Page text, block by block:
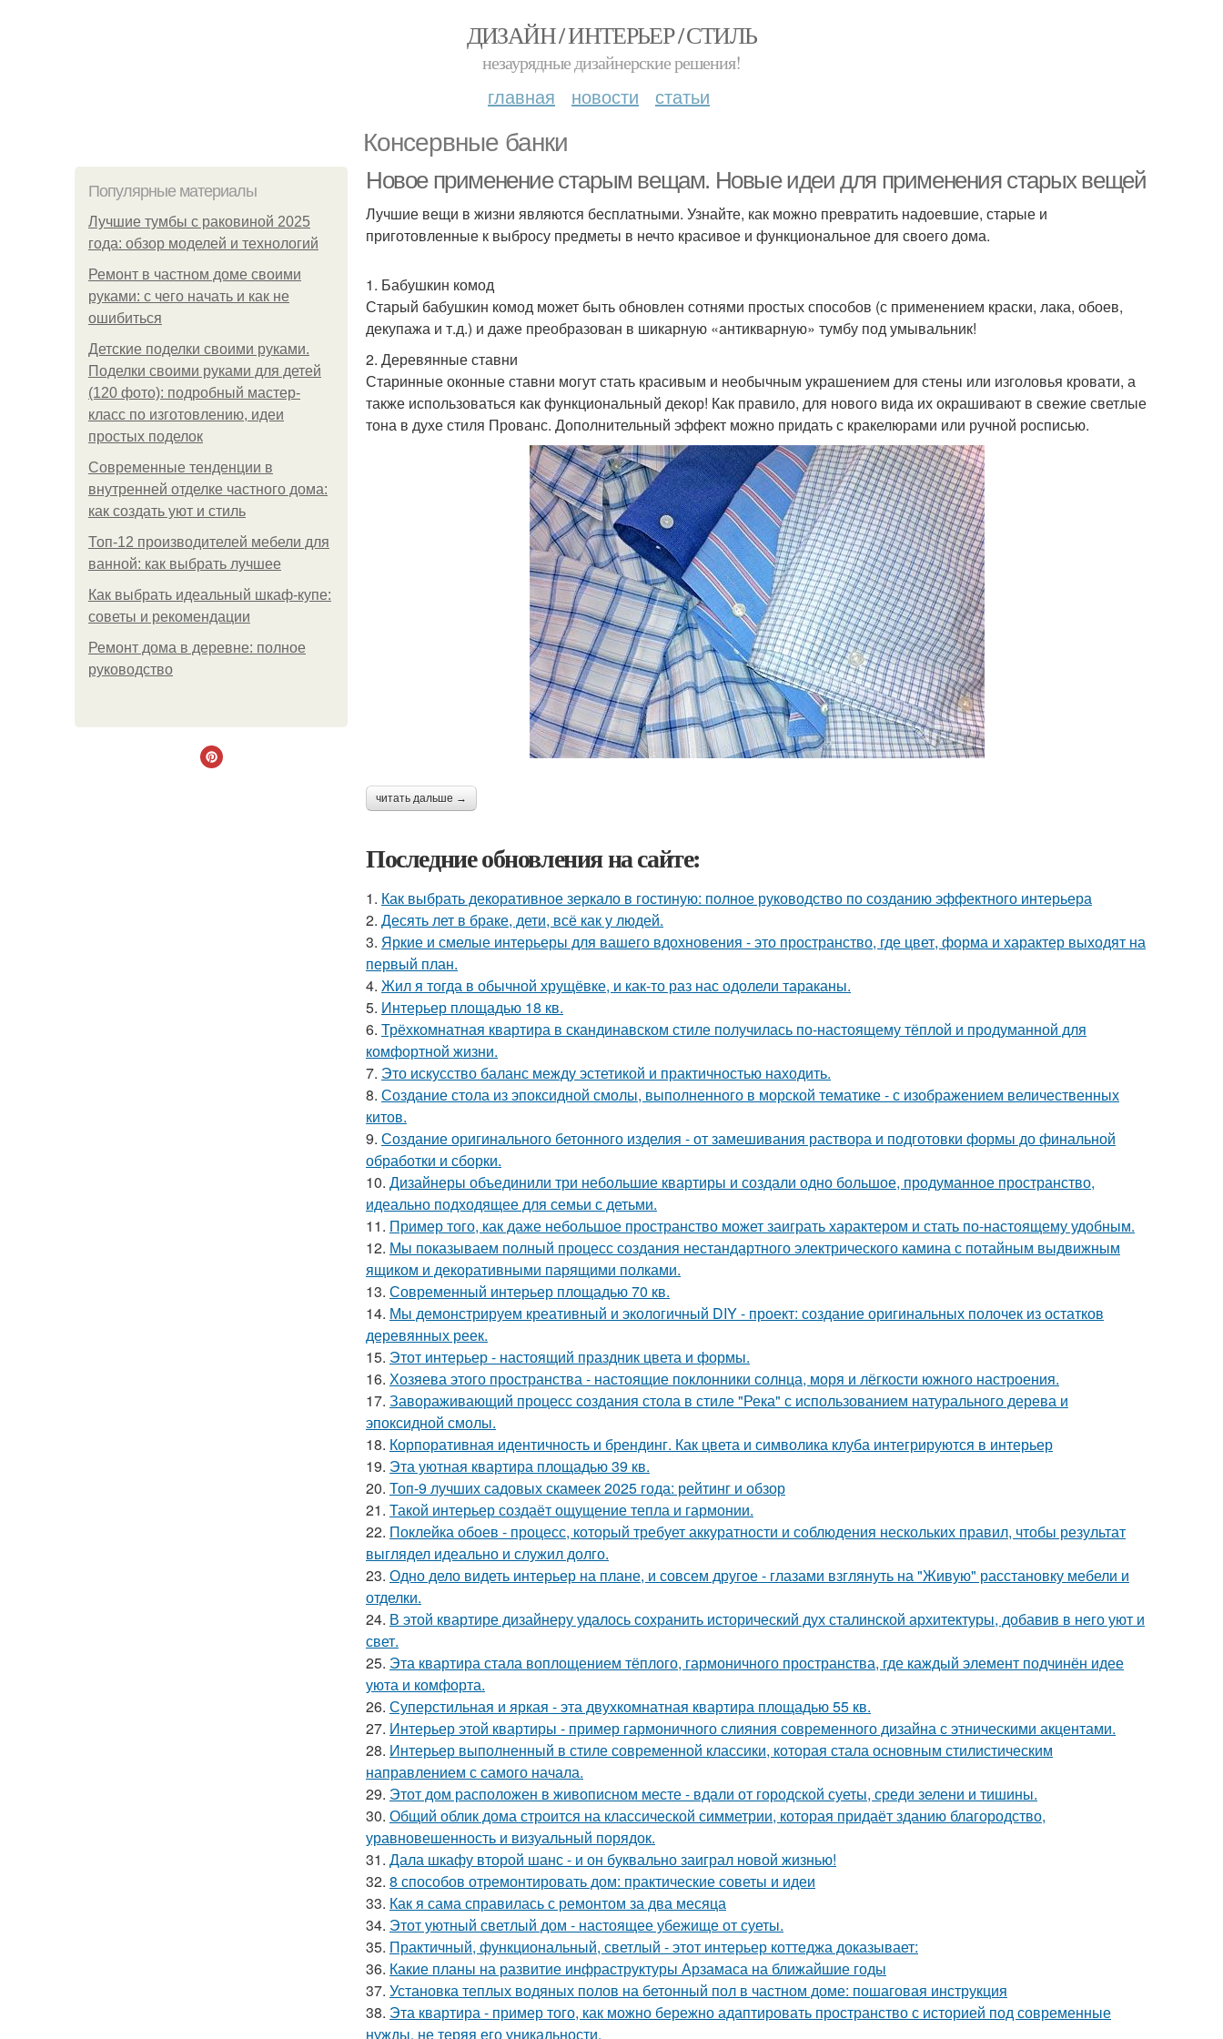
ДИЗАЙН / ИНТЕРЬЕР / СТИЛЬ
незаурядные дизайнерские решения!
главная новости статьи
Консервные банки
Популярные материалы
Лучшие тумбы с раковиной 2025
года: обзор моделей и технологий
Ремонт в частном доме своими
руками: с чего начать и как не
ошибиться
Детские поделки своими руками.
Поделки своими руками для детей
(120 фото): подробный мастер-
класс по изготовлению, идеи
простых поделок
Современные тенденции в
внутренней отделке частного дома:
как создать уют и стиль
Топ-12 производителей мебели для
ванной: как выбрать лучшее
Как выбрать идеальный шкаф-купе:
советы и рекомендации
Ремонт дома в деревне: полное
руководство
Новое применение старым вещам. Новые идеи для применения старых вещей
Лучшие вещи в жизни являются бесплатными. Узнайте, как можно превратить надоевшие, старые и
приготовленные к выбросу предметы в нечто красивое и функциональное для своего дома.
1. Бабушкин комод
Старый бабушкин комод может быть обновлен сотнями простых способов (с применением краски, лака, обоев,
декупажа и т.д.) и даже преобразован в шикарную «антикварную» тумбу под умывальник!
2. Деревянные ставни
Старинные оконные ставни могут стать красивым и необычным украшением для стены или изголовья кровати, а
также использоваться как функциональный декор! Как правило, для нового вида их окрашивают в свежие светлые
тона в духе стиля Прованс. Дополнительный эффект можно придать с кракелюрами или ручной росписью.
читать дальше →
Последние обновления на сайте:
1. Как выбрать декоративное зеркало в гостиную: полное руководство по созданию эффектного интерьера
2. Десять лет в браке, дети, всё как у людей.
3. Яркие и смелые интерьеры для вашего вдохновения - это пространство, где цвет, форма и характер выходят на
первый план.
4. Жил я тогда в обычной хрущёвке, и как-то раз нас одолели тараканы.
5. Интерьер площадью 18 кв.
6. Трёхкомнатная квартира в скандинавском стиле получилась по-настоящему тёплой и продуманной для
комфортной жизни.
7. Это искусство баланс между эстетикой и практичностью находить.
8. Создание стола из эпоксидной смолы, выполненного в морской тематике - с изображением величественных
китов.
9. Создание оригинального бетонного изделия - от замешивания раствора и подготовки формы до финальной
обработки и сборки.
10. Дизайнеры объединили три небольшие квартиры и создали одно большое, продуманное пространство,
идеально подходящее для семьи с детьми.
11. Пример того, как даже небольшое пространство может заиграть характером и стать по-настоящему удобным.
12. Мы показываем полный процесс создания нестандартного электрического камина с потайным выдвижным
ящиком и декоративными парящими полками.
13. Современный интерьер площадью 70 кв.
14. Мы демонстрируем креативный и экологичный DIY - проект: создание оригинальных полочек из остатков
деревянных реек.
15. Этот интерьер - настоящий праздник цвета и формы.
16. Хозяева этого пространства - настоящие поклонники солнца, моря и лёгкости южного настроения.
17. Завораживающий процесс создания стола в стиле "Река" с использованием натурального дерева и
эпоксидной смолы.
18. Корпоративная идентичность и брендинг. Как цвета и символика клуба интегрируются в интерьер
19. Эта уютная квартира площадью 39 кв.
20. Топ-9 лучших садовых скамеек 2025 года: рейтинг и обзор
21. Такой интерьер создаёт ощущение тепла и гармонии.
22. Поклейка обоев - процесс, который требует аккуратности и соблюдения нескольких правил, чтобы результат
выглядел идеально и служил долго.
23. Одно дело видеть интерьер на плане, и совсем другое - глазами взглянуть на "Живую" расстановку мебели и
отделки.
24. В этой квартире дизайнеру удалось сохранить исторический дух сталинской архитектуры, добавив в него уют и
свет.
25. Эта квартира стала воплощением тёплого, гармоничного пространства, где каждый элемент подчинён идее
уюта и комфорта.
26. Суперстильная и яркая - эта двухкомнатная квартира площадью 55 кв.
27. Интерьер этой квартиры - пример гармоничного слияния современного дизайна с этническими акцентами.
28. Интерьер выполненный в стиле современной классики, которая стала основным стилистическим
направлением с самого начала.
29. Этот дом расположен в живописном месте - вдали от городской суеты, среди зелени и тишины.
30. Общий облик дома строится на классической симметрии, которая придаёт зданию благородство,
уравновешенность и визуальный порядок.
31. Дала шкафу второй шанс - и он буквально заиграл новой жизнью!
32. 8 способов отремонтировать дом: практические советы и идеи
33. Как я сама справилась с ремонтом за два месяца
34. Этот уютный светлый дом - настоящее убежище от суеты.
35. Практичный, функциональный, светлый - этот интерьер коттеджа доказывает:
36. Какие планы на развитие инфраструктуры Арзамаса на ближайшие годы
37. Установка теплых водяных полов на бетонный пол в частном доме: пошаговая инструкция
38. Эта квартира - пример того, как можно бережно адаптировать пространство с историей под современные
нужды, не теряя его уникальности.